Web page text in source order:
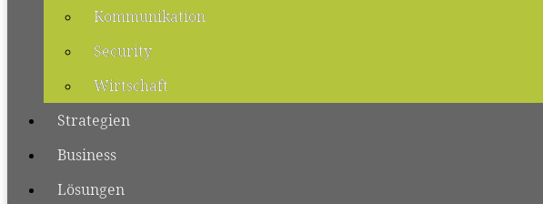
Kommunikation
Security
Wirtschaft
Strategien
Business
Lösungen